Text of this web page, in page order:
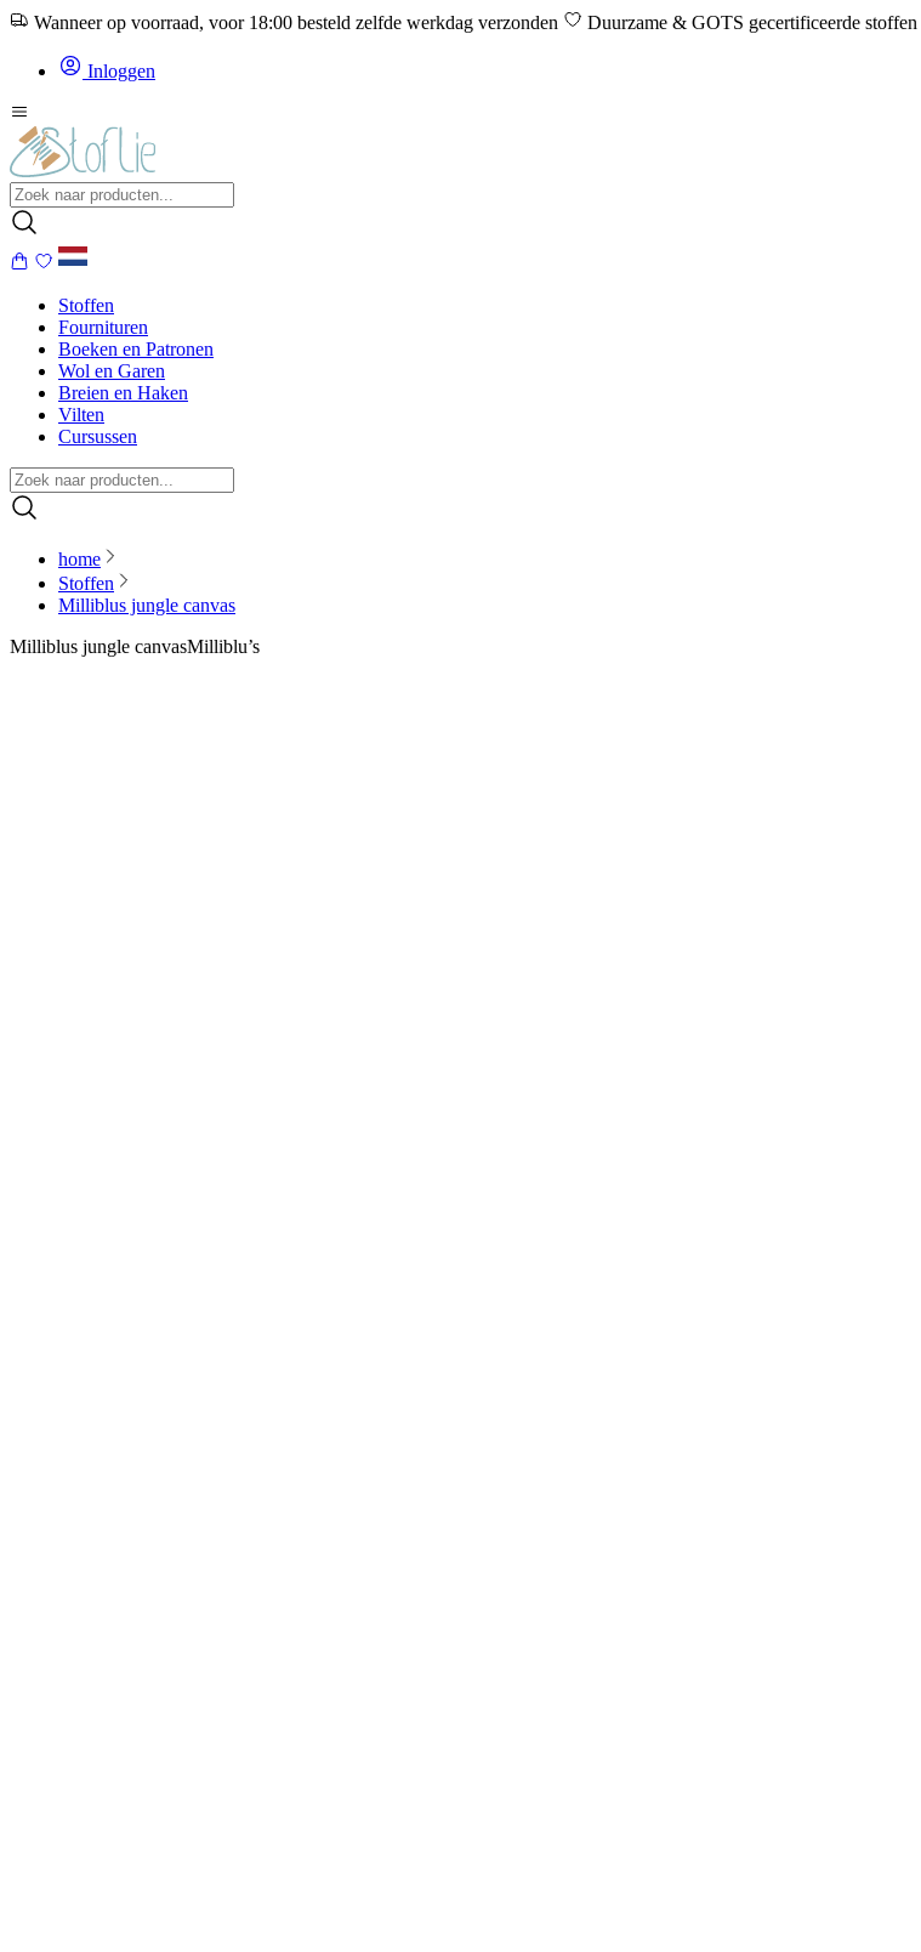
Wanneer op voorraad, voor 18:00 besteld zelfde werkdag verzonden Duurzame & GOTS gecertificeerde stoffen
Inloggen
Stoffen
Fournituren
Boeken en Patronen
Wol en Garen
Breien en Haken
Vilten
Cursussen
home
Stoffen
Milliblus jungle canvas
Milliblus jungle canvasMilliblu’s